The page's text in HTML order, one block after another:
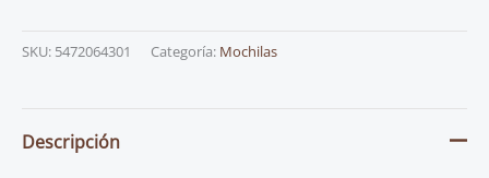
SKU: 5472064301 Categoría: Mochilas
Descripción